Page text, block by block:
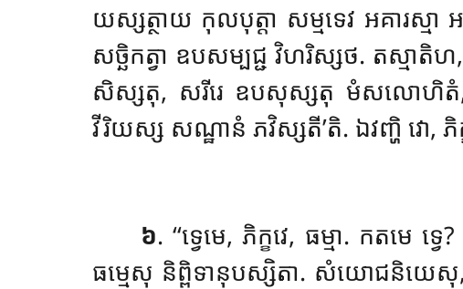
យស្សត្ថាយ កុលបុត្តា សម្មទេវ អគារស្មា
សច្ឆិកត្វា ឧបសម្បជ្ជ វិហរិស្សថ. តស្មាតិហ
សិស្សតុ, សរីរេ ឧបសុស្សតុ មំសលោហិតំ,
វីរិយស្ស សណ្ឋានំ ភវិស្សតី’តិ. ឯវញ្ហិ វោ, ភិក្ខ
៦. ‘‘ទ្វេមេ, ភិក្ខវេ, ធម្មា. ក
ធម្មេសុ និព្ពិទានុបស្សិតា. សំយោជនិយេសុ,